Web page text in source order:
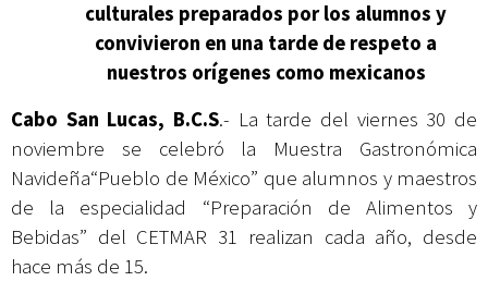
culturales preparados por los alumnos y
convivieron en una tarde de respeto a
nuestros orígenes como mexicanos
Cabo San Lucas, B.C.S.- La tarde del viernes 30 de
noviembre se celebró la Muestra Gastronómica
Navideña“Pueblo de México” que alumnos y maestros
de la especialidad “Preparación de Alimentos y
Bebidas” del CETMAR 31 realizan cada año, desde
hace más de 15.